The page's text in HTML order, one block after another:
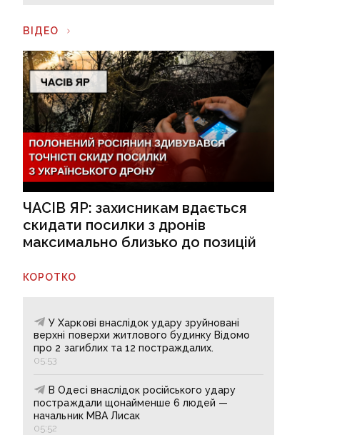
ВІДЕО
ЧАСІВ ЯР: захисникам вдається
скидати посилки з дронів
максимально близько до позицій
КОРОТКО
У Харкові внаслідок удару зруйновані
верхні поверхи житлового будинку Відомо
про 2 загиблих та 12 постраждалих.
05:53
В Одесі внаслідок російського удару
постраждали щонайменше 6 людей —
начальник МВА Лисак
05:52